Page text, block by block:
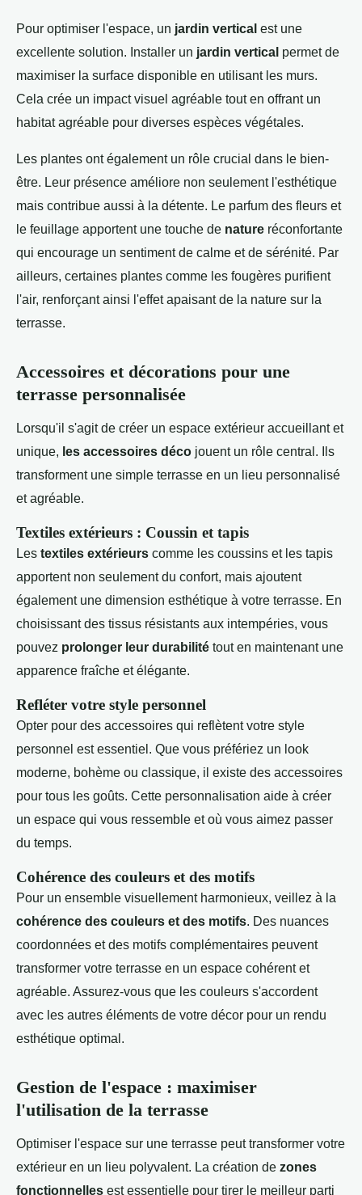
Pour optimiser l'espace, un jardin vertical est une
excellente solution. Installer un jardin vertical permet de
maximiser la surface disponible en utilisant les murs.
Cela crée un impact visuel agréable tout en offrant un
habitat agréable pour diverses espèces végétales.
Les plantes ont également un rôle crucial dans le bien-
être. Leur présence améliore non seulement l'esthétique
mais contribue aussi à la détente. Le parfum des fleurs et
le feuillage apportent une touche de nature réconfortante
qui encourage un sentiment de calme et de sérénité. Par
ailleurs, certaines plantes comme les fougères purifient
l'air, renforçant ainsi l'effet apaisant de la nature sur la
terrasse.
Accessoires et décorations pour une
terrasse personnalisée
Lorsqu'il s'agit de créer un espace extérieur accueillant et
unique, les accessoires déco jouent un rôle central. Ils
transforment une simple terrasse en un lieu personnalisé
et agréable.
Textiles extérieurs : Coussin et tapis
Les textiles extérieurs comme les coussins et les tapis
apportent non seulement du confort, mais ajoutent
également une dimension esthétique à votre terrasse. En
choisissant des tissus résistants aux intempéries, vous
pouvez prolonger leur durabilité tout en maintenant une
apparence fraîche et élégante.
Refléter votre style personnel
Opter pour des accessoires qui reflètent votre style
personnel est essentiel. Que vous préfériez un look
moderne, bohème ou classique, il existe des accessoires
pour tous les goûts. Cette personnalisation aide à créer
un espace qui vous ressemble et où vous aimez passer
du temps.
Cohérence des couleurs et des motifs
Pour un ensemble visuellement harmonieux, veillez à la
cohérence des couleurs et des motifs. Des nuances
coordonnées et des motifs complémentaires peuvent
transformer votre terrasse en un espace cohérent et
agréable. Assurez-vous que les couleurs s'accordent
avec les autres éléments de votre décor pour un rendu
esthétique optimal.
Gestion de l'espace : maximiser
l'utilisation de la terrasse
Optimiser l'espace sur une terrasse peut transformer votre
extérieur en un lieu polyvalent. La création de zones
fonctionnelles est essentielle pour tirer le meilleur parti